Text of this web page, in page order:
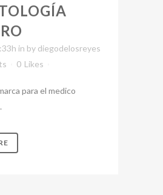
in by diegodelosreyes
0 Likes
para el medico